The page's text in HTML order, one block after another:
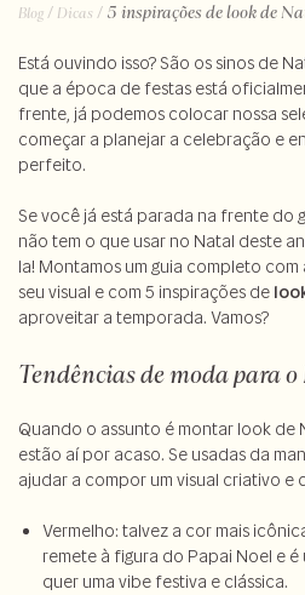
Blog / Dicas / 5 inspirações de look de
Está ouvindo isso? São os sinos de
que a época de festas está
frente, já podemos colocar nossa
começar a planejar a celebração e
perfeito.
Se você já está parada na frente do
não tem o que usar no Natal deste
la! Montamos um guia completo
seu visual e com 5 inspirações de
aproveitar a temporada. Vamos?
Tendências de moda para
Quando o assunto é montar look de
estão aí por acaso. Se usadas da
ajudar a compor um visual criativo e
Vermelho: talvez a cor mais
remete à figura do Papai Noel e
quer uma vibe festiva e clássica.